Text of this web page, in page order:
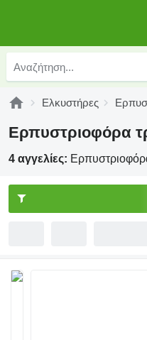
Ελκυστήρες
Ερπυστριοφόρα
4 αγγελίες: